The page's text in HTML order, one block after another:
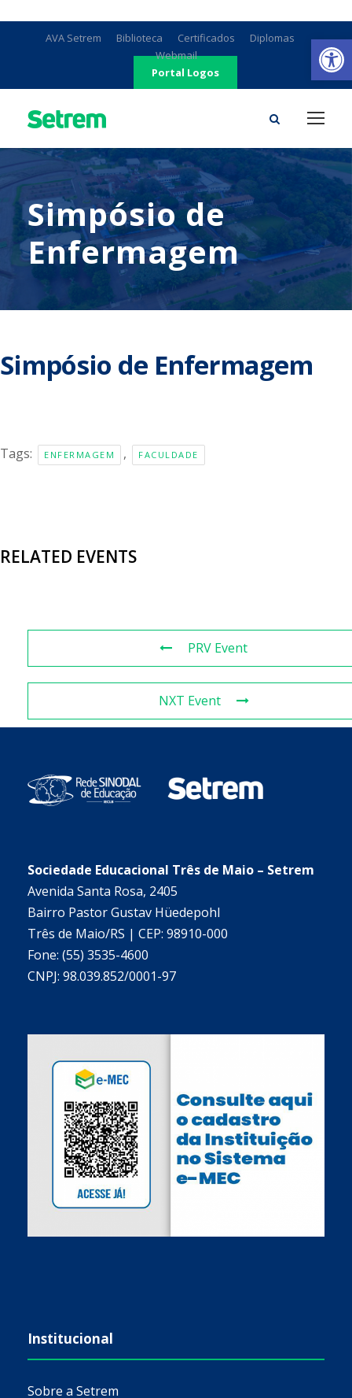
AVA Setrem Biblioteca Certificados
Diplomas
Webmail
Portal Logos
Simpósio de
Enfermagem
Simpósio de Enfermagem
Tags: ENFERMAGEM , FACULDADE
RELATED EVENTS
PRV Event
NXT Event
Sociedade Educacional Três de Maio – Setrem
Avenida Santa Rosa, 2405
Bairro Pastor Gustav Hüedepohl
Três de Maio/RS | CEP: 98910-000
Fone: (55) 3535-4600
CNPJ: 98.039.852/0001-97
Institucional
Sobre a Setrem